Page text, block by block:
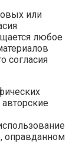
или
любое
согласия
оправданном